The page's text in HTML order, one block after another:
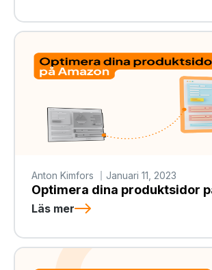
Anton Kimfors Januari 11, 2023
Optimera dina produktsidor
Läs mer